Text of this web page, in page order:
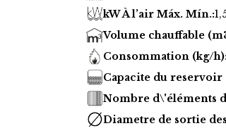
kW À l’air Máx. Mín.:
Volume chauffable
Consommation (kg/
Capacite du reservoir
Nombre d\'éléments
Diametre de sortie